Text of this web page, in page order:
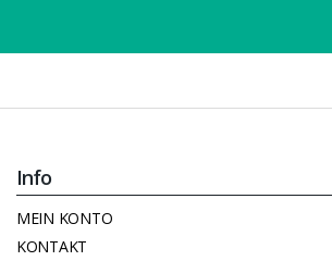
Info
MEIN KONTO
KONTAKT